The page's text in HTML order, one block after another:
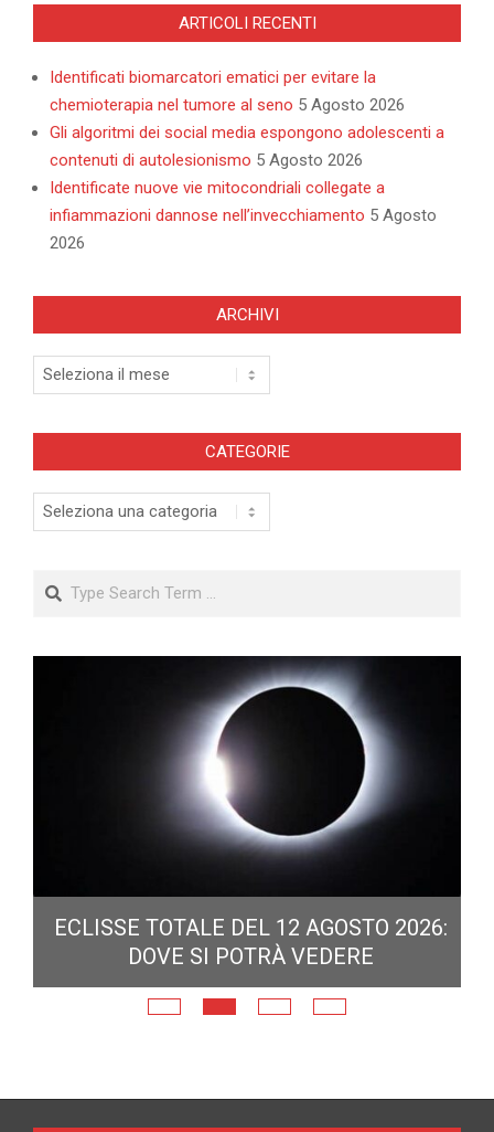
ARTICOLI RECENTI
Identificati biomarcatori ematici per evitare la
chemioterapia nel tumore al seno 5 Agosto 2026
Gli algoritmi dei social media espongono adolescenti a
contenuti di autolesionismo 5 Agosto 2026
Identificate nuove vie mitocondriali collegate a
infiammazioni dannose nell’invecchiamento 5 Agosto
2026
ARCHIVI
Archivi
CATEGORIE
Categorie
Search
ECLISSE TOTALE DEL 12 AGOSTO 2026:
DOVE SI POTRÀ VEDERE